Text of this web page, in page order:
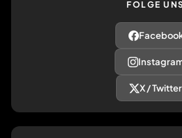
FOLGE
X / Twitter